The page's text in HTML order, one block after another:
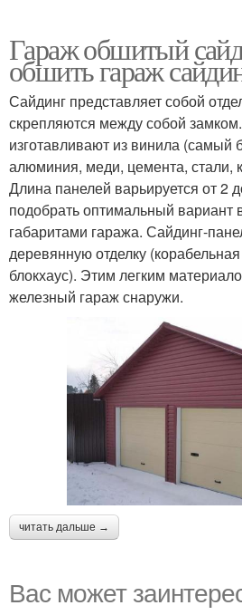
Гараж обшитый
обшить гараж
Сайдинг представляет собой
скрепляются между собой
изготавливают из винила (самый
алюминия, меди, цемента, стали,
Длина панелей варьируется от 2
подобрать оптимальный вариант
габаритами гаража. Сайдинг-
деревянную отделку
блокхаус). Этим легким
железный гараж снаружи.
читать дальше →
Вас может